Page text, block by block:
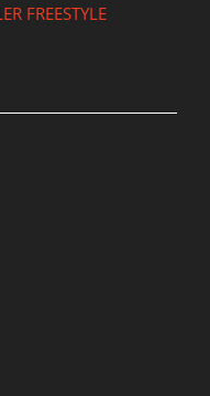
FREESTYLE